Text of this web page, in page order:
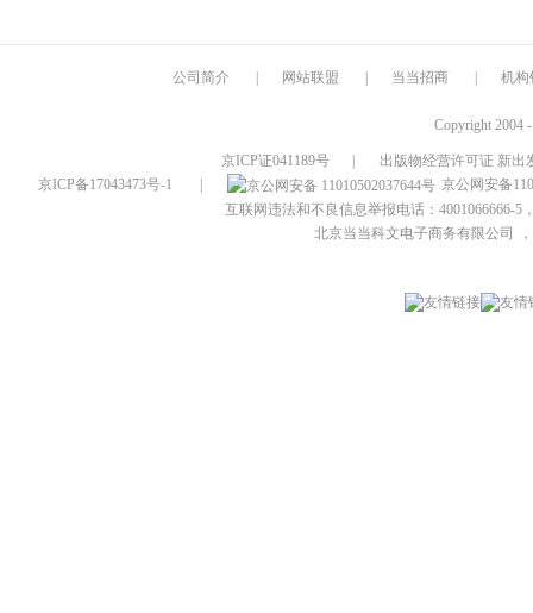
公司简介 网站联盟 当当招商 机构
Copyright 2004
京ICP证041189号
出版物经营许可证 新出
京ICP备17043473号-1
京公网安备
互联网违法和不良信息举报电话：4001066666-5
北京当当科文电子商务有限公司